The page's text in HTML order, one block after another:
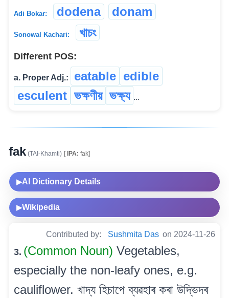
Adi Bokar: dodena donam
Sonowal Kachari: খাচং
Different POS:
a. Proper Adj.: eatable edible
esculent ভক্ষণীয় ভক্ষ্য ...
fak(TAI-Khamti) [IPA: fak]
▶AI Dictionary Details
▶Wikipedia
Contributed by: Sushmita Das on 2024-11-26
3. (Common Noun) Vegetables,
especially the non-leafy ones, e.g.
cauliflower. খাদ্য হিচাপে ব্যৱহাৰ কৰা উদ্ভিদৰ